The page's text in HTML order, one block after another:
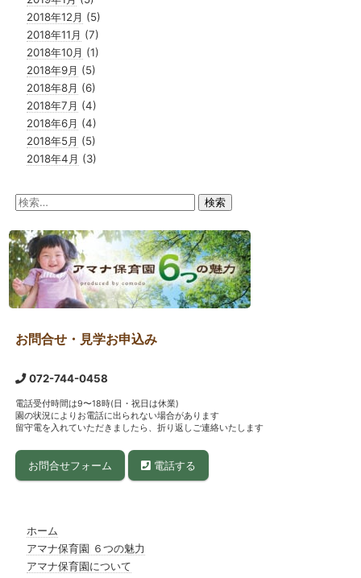
2018年12月 (5)
2018年11月 (7)
2018年10月 (1)
2018年9月 (5)
2018年8月 (6)
2018年7月 (4)
2018年6月 (4)
2018年5月 (5)
2018年4月 (3)
検
お問合せ・見学お申込み
072-744-0458
電話受付時間は9〜18時(日・祝日は休業)
園の状況によりお電話に出られない場合があります
留守電を入れていただきましたら、折り返しご連絡いたします
お問合せフォーム 電話する
ホーム
アマナ保育園 ６つの魅力
アマナ保育園について